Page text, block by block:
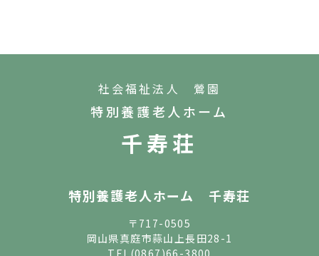
社会福祉法人 鶯園
特別養護老人ホーム
千寿荘
特別養護老人ホーム 千寿荘
〒717-0505
岡山県真庭市蒜山上長田28-1